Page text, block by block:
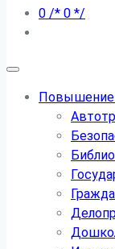
0 /* 0 */
Повышение